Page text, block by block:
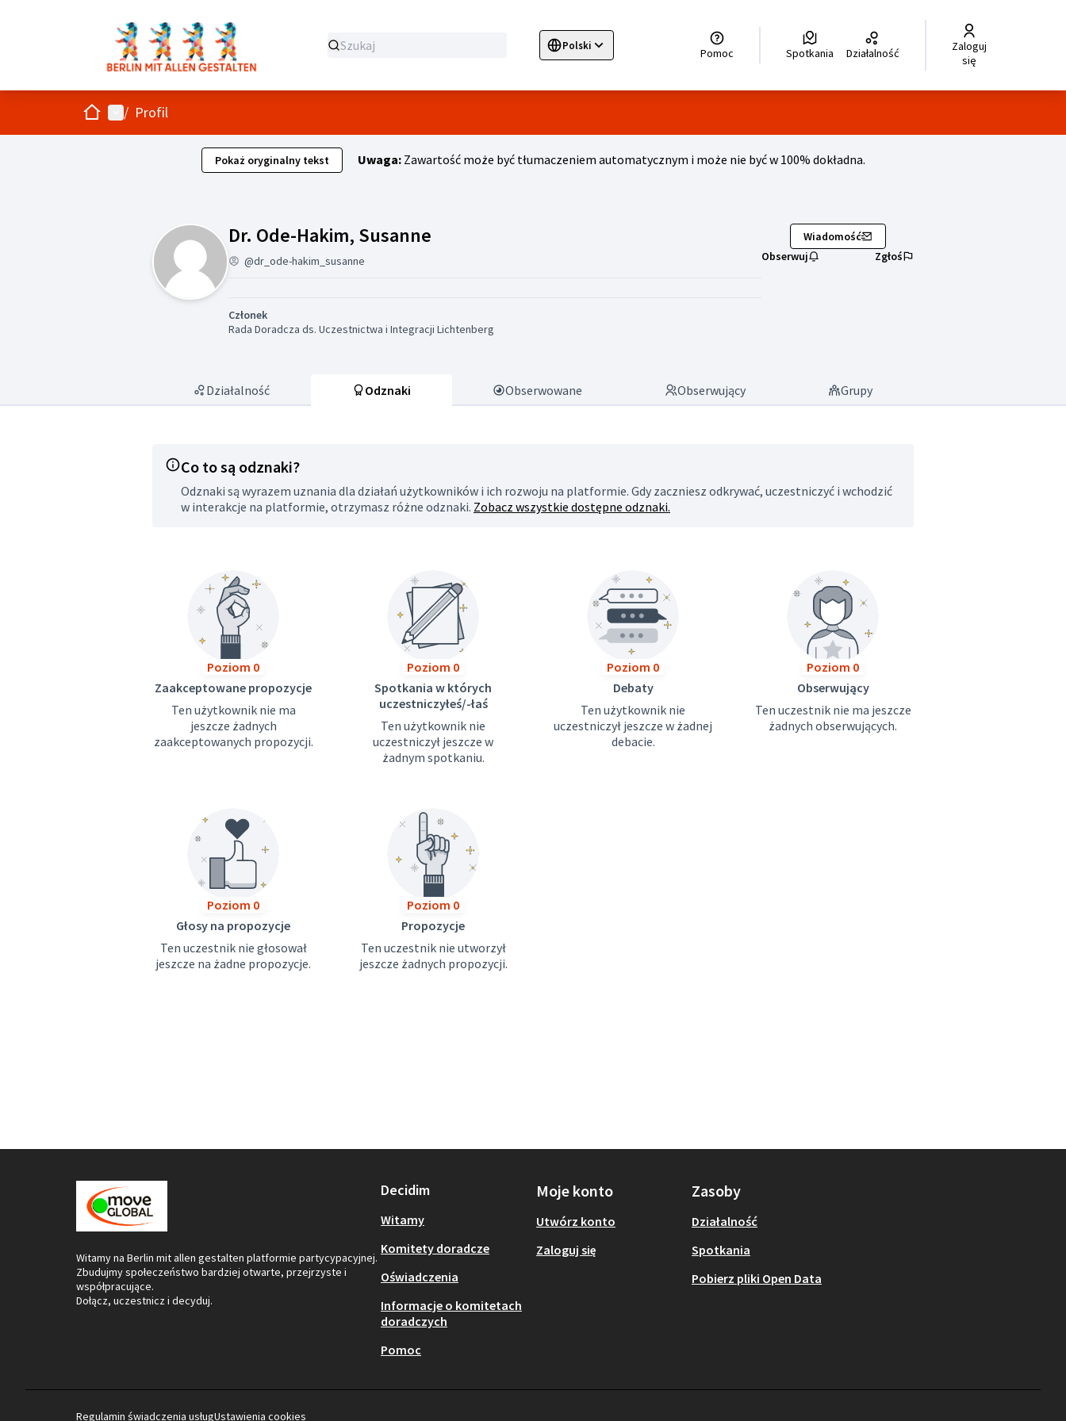
Polski
Sprache wählen Choose languageElegir el idioma Choisir la langueWybierz język Dil seçinizزبان را انتخاب کنید Pomoc Spotkania Działalność
Zaloguj
się
Strona główna
Menu główne
/ Profil
Pokaż oryginalny tekst Uwaga:Zawartość może być tłumaczeniem automatycznym i może nie być w 100% dokładna.
Dr. Ode-Hakim, Susanne
@dr_ode-hakim_susanne
Członek
Rada Doradcza ds. Uczestnictwa i Integracji Lichtenberg
Wiadomość
Obserwuj
Zgłoś
Działalność Odznaki Obserwowane Obserwujący Grupy
Co to są odznaki?
Odznaki są wyrazem uznania dla działań użytkowników i ich rozwoju na platformie. Gdy zaczniesz odkrywać, uczestniczyć i wchodzić
w interakcje na platformie, otrzymasz różne odznaki. Zobacz wszystkie dostępne odznaki.
Poziom 0
Zaakceptowane propozycje
Ten użytkownik nie ma
jeszcze żadnych
zaakceptowanych propozycji.
Poziom 0
Spotkania w których
uczestniczyłeś/-łaś
Ten użytkownik nie
uczestniczył jeszcze w
żadnym spotkaniu.
Poziom 0
Debaty
Ten użytkownik nie
uczestniczył jeszcze w żadnej
debacie.
Poziom 0
Obserwujący
Ten uczestnik nie ma jeszcze
żadnych obserwujących.
Poziom 0
Głosy na propozycje
Ten uczestnik nie głosował
jeszcze na żadne propozycje.
Poziom 0
Propozycje
Ten uczestnik nie utworzył
jeszcze żadnych propozycji.
Witamy na Berlin mit allen gestalten platformie partycypacyjnej.
Zbudujmy społeczeństwo bardziej otwarte, przejrzyste i
współpracujące.
Dołącz, uczestnicz i decyduj.
Decidim
Witamy
Komitety doradcze
Oświadczenia
Informacje o komitetach
doradczych
Pomoc
Moje konto
Utwórz konto
Zaloguj się
Zasoby
Działalność
Spotkania
Pobierz pliki Open Data
Regulamin świadczenia usługUstawienia cookies